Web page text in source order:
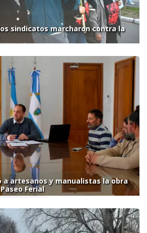
sindicatos marcharon contra la
a artesanos y manualistas la obra
Ferial